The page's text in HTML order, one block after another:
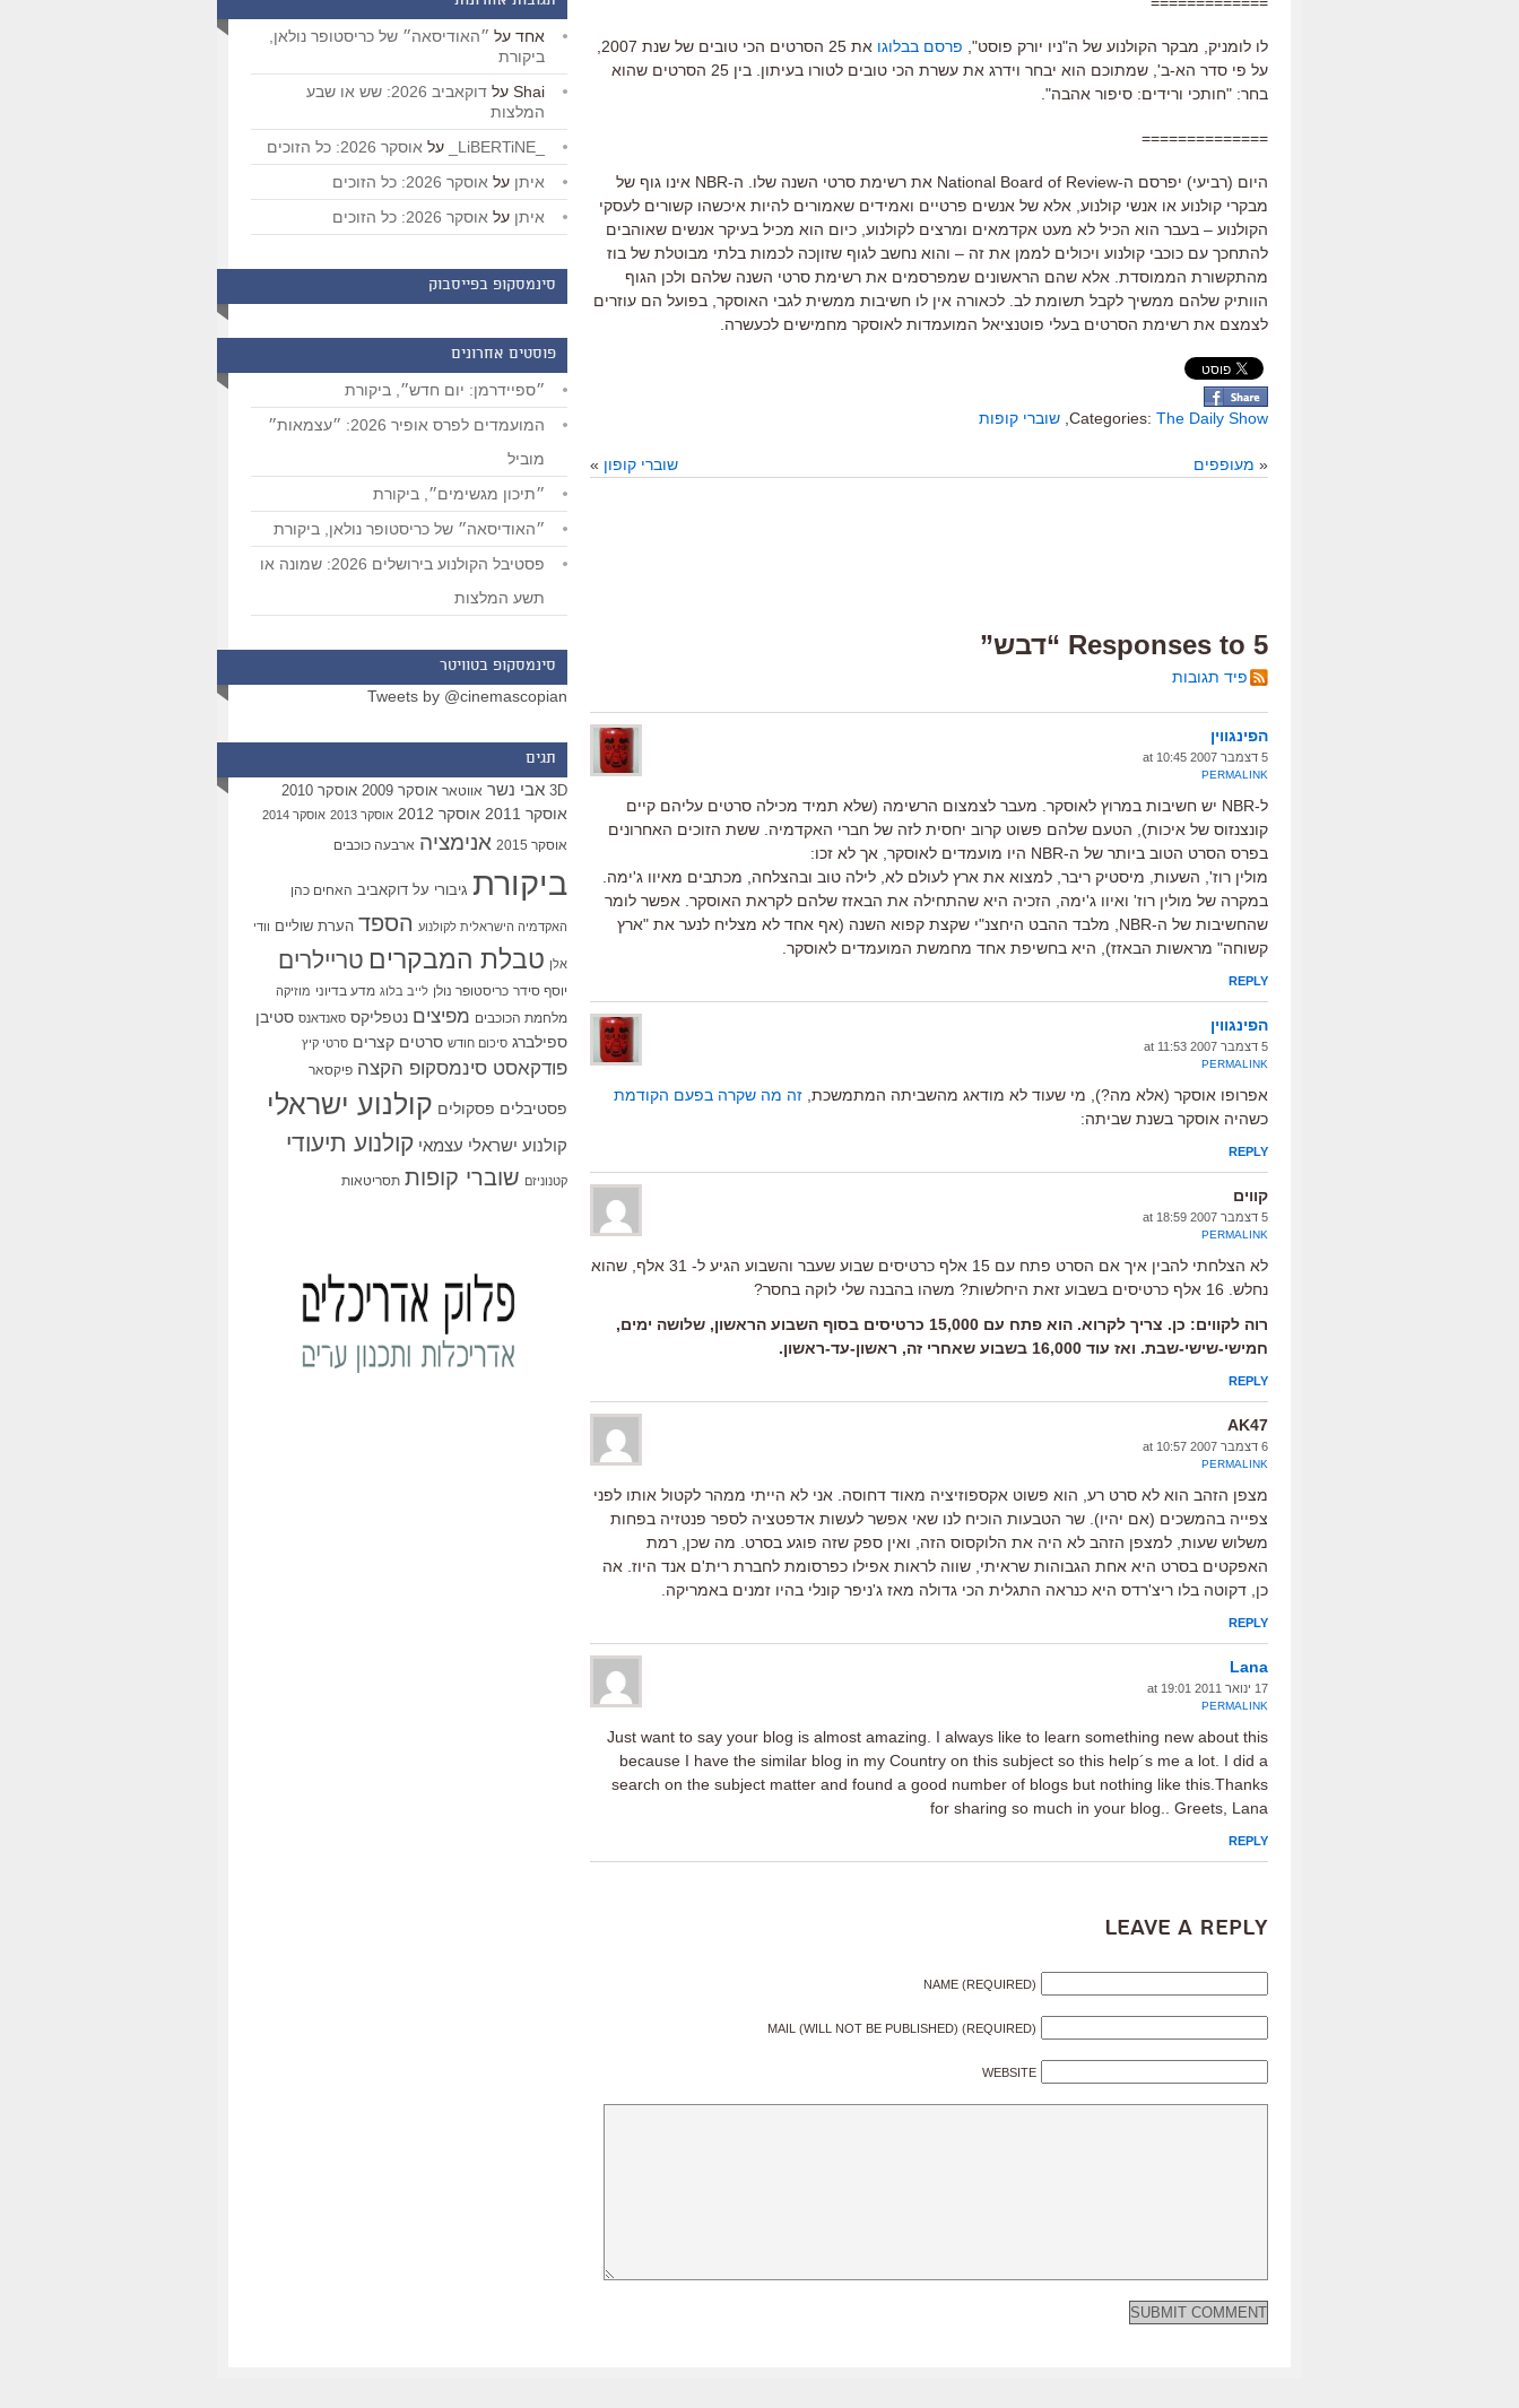
לו לומניק, מבקר הקולנוע של ה"ניו יורק פוסט", פרסם בבלוגו
על פי סדר הא-ב', שמתוכם הוא יבחר וידרג את עשרת הכי טובים לטורו בעיתון. בין 25 הסרטים שהוא
בחר: "חותכי ורידים: סיפור אהבה".
==============
היום (רביעי) יפרסם ה-National Board of Review את רשימת סרטי השנה שלו. ה-NBR אינו גוף של
מבקרי קולנוע או אנשי קולנוע, אלא של אנשים פרטיים ואמידים שאמורים להיות איכשהו קשורים לעסקי
הקולנוע – בעבר הוא הכיל לא מעט אקדמאים ומרצים לקולנוע, כיום הוא מכיל בעיקר אנשים שאוהבים
להתחכך עם כוכבי קולנוע ויכולים לממן את זה – והוא נחשב לגוף שזוןכה לכמות בלתי מבוטלת של בוז
מהתקשורת הממוסדת. אלא שהם הראשונים שמפרסמים את רשימת סרטי השנה שלהם ולכן הגוף
הוותיק שלהם ממשיך לקבל תשומת לב. לכאורה אין לו חשיבות ממשית לגבי האוסקר, בפועל הם עוזרים
לצמצם את רשימת הסרטים בעלי פוטנציאל המועמדות לאוסקר מחמישים לכעשרה.
Categories: The Daily Show שוברי קופות
« מעופפים שוברי קופון »
5 Responses to “דבש”
פיד תגובות
הפינגווין
5 דצמבר 2007 at 10:45
PERMALINK
ל-NBR יש חשיבות במרוץ לאוסקר. מעבר לצמצום הרשימה (שלא תמיד מכילה סרטים עליהם קיים
קונצנזוס של איכות), הטעם שלהם פשוט קרוב יחסית לזה של חברי האקדמיה. ששת הזוכים האחרונים
בפרס הסרט הטוב ביותר של ה-NBR היו מועמדים לאוסקר, אך לא זכו:
מולין רוז', השעות, מיסטיק ריבר, למצוא את ארץ לעולם לא, לילה טוב ובהצלחה, מכתבים מאיוו ג'ימה.
במקרה של מולין רוז' ואיוו ג'ימה, הזכיה היא שהתחילה את הבאזז שלהם לקראת האוסקר. אפשר לומר
שהחשיבות של ה-NBR, מלבד ההבט היחצנ"י שקצת קפוא השנה (אף אחד לא מצליח לנער את "ארץ
קשוחה" מראשות הבאזז), היא בחשיפת אחד מחמשת המועמדים לאוסקר.
REPLY
הפינגווין
5 דצמבר 2007 at 11:53
PERMALINK
אפרופו אוסקר (אלא מה?), מי שעוד לא מודאג מהשביתה המתמשכת, זה מה שקרה בפעם הקודמת
כשהיה אוסקר בשנת שביתה:
REPLY
קווים
5 דצמבר 2007 at 18:59
PERMALINK
לא הצלחתי להבין איך אם הסרט פתח עם 15 אלף כרטיסים שבוע שעבר והשבוע הגיע ל- 31 אלף, שהוא
נחלש. 16 אלף כרטיסים בשבוע זאת היחלשות? משהו בהבנה שלי לוקה בחסר?
רוה לקווים: כן. צריך לקרוא. הוא פתח עם 15,000 כרטיסים בסוף השבוע הראשון, שלושה ימים,
חמישי-שישי-שבת. ואז עוד 16,000 בשבוע שאחרי זה, ראשון-עד-ראשון.
REPLY
AK47
6 דצמבר 2007 at 10:57
PERMALINK
מצפן הזהב הוא לא סרט רע, הוא פשוט אקספוזיציה מאוד דחוסה. אני לא הייתי ממהר לקטול אותו לפני
צפייה בהמשכים (אם יהיו). שר הטבעות הוכיח לנו שאי אפשר לעשות אדפטציה לספר פנטזיה בפחות
משלוש שעות, למצפן הזהב לא היה את הלוקסוס הזה, ואין ספק שזה פוגע בסרט. מה שכן, רמת
האפקטים בסרט היא אחת הגבוהות שראיתי, שווה לראות אפילו כפרסומת לחברת רית'ם אנד היוז. אה
כן, דקוטה בלו ריצ'רדס היא כנראה התגלית הכי גדולה מאז ג'ניפר קונלי בהיו זמנים באמריקה.
REPLY
Lana
17 ינואר 2011 at 19:01
PERMALINK
Just want to say your blog is almost amazing. I always like to learn something new about this
because I have the similar blog in my Country on this subject so this help´s me a lot. I did a
search on the subject matter and found a good number of blogs but nothing like this.Thanks
for sharing so much in your blog.. Greets, Lana
REPLY
Leave a Reply
NAME (REQUIRED)
MAIL (WILL NOT BE PUBLISHED) (REQUIRED)
WEBSITE
אחד על ״האודיסאה״ של כריסטופר נולאן,
ביקורת
Shai על
דוקאביב 2026: שש או שבע
המלצות
על אוסקר 2026: כל הזוכים
איתן על אוסקר 2026: כל הזוכים
איתן על אוסקר 2026: כל הזוכים
סינמסקופ בפייסבוק
פוסטים אחרונים
״ספיידרמן: יום חדש״, ביקורת
המועמדים לפרס אופיר 2026: ״עצמאות״
מוביל
״תיכון מגשימים״, ביקורת
״האודיסאה״ של כריסטופר נולאן, ביקורת
פסטיבל הקולנוע בירושלים 2026: שמונה או
תשע המלצות
סינמסקופ בטוויטר
Tweets by @cinemascopian
תגים
3D אבי נשר אווטאר אוסקר 2009 אוסקר 2010
אוסקר 2011 אוסקר 2012 אוסקר 2013 אוסקר 2014
אוסקר 2015 אנימציה ארבעה כוכבים
ביקורת גיבורי על דוקאביב האחים כהן
האקדמיה הישראלית לקולנוע הספד הערת שוליים וודי
אלן טבלת המבקרים טריילרים
יוסף סידר כריסטופר נולן לייב בלוג מדע בדיוני מוזיקה
מלחמת הכוכבים מפיצים נטפליקס סאנדאנס סטיבן
ספילברג סיכום חודש סרטים קצרים סרטי קיץ
פודקאסט סינמסקופ הקצה פיקסאר
פסטיבלים פסקולים קולנוע ישראלי
קולנוע ישראלי עצמאי קולנוע תיעודי
קטנוניזם שוברי קופות תסריטאות